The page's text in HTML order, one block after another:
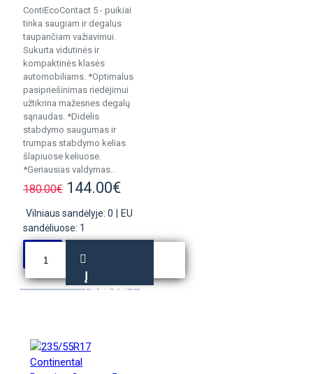
ContiEcoContact 5 - puikiai
tinka saugiam ir degalus
taupančiam važiavimui.
Sukurta vidutinės ir
kompaktinės klasės
automobiliams. *Optimalus
pasipriešinimas riedėjimui
užtikrina mažesnes degalų
sąnaudas. *Didelis
stabdymo saugumas ir
trumpas stabdymo kelias
šlapiuose keliuose.
*Geriausias valdymas..
180.00€ 144.00€
Vilniaus sandėlyje: 0
EU
sandėliuose: 1
Į
KREPŠELĮ